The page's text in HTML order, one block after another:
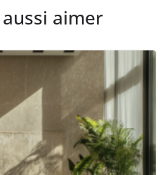
aimer